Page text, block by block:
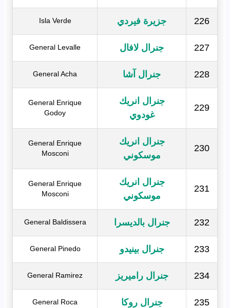
226 جزيرة فيردي Isla Verde
227 جنرال لافال General Levalle
228 جنرال آشا General Acha
229
جنرال انريك
غودوي
General Enrique
Godoy
230
جنرال انريك
موسكوني
General Enrique
Mosconi
231
جنرال انريك
موسكوني
General Enrique
Mosconi
232 جنرال بالديسرا General Baldissera
233 جنرال بينيدو General Pinedo
234 جنرال راميريز General Ramirez
235 جنرال روكا General Roca